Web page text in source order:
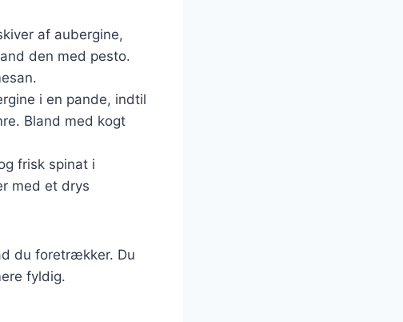
af aubergine,
den med pesto.
i en pande, indtil
Bland med kogt
frisk spinat i
med et drys
du foretrækker. Du
fyldig.